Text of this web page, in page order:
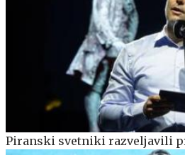
Piranski svetniki razveljavili